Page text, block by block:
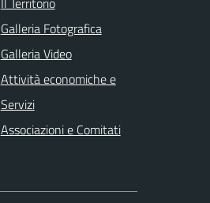
Galleria Fotografica
Galleria Video
Attività economiche e
Servizi
Associazioni e Comitati